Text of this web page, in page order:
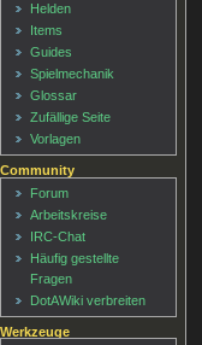
Helden
Items
Guides
Spielmechanik
Glossar
Zufällige Seite
Vorlagen
Community
Forum
Arbeitskreise
IRC-Chat
Häufig gestellte
Fragen
DotAWiki verbreiten
Werkzeuge